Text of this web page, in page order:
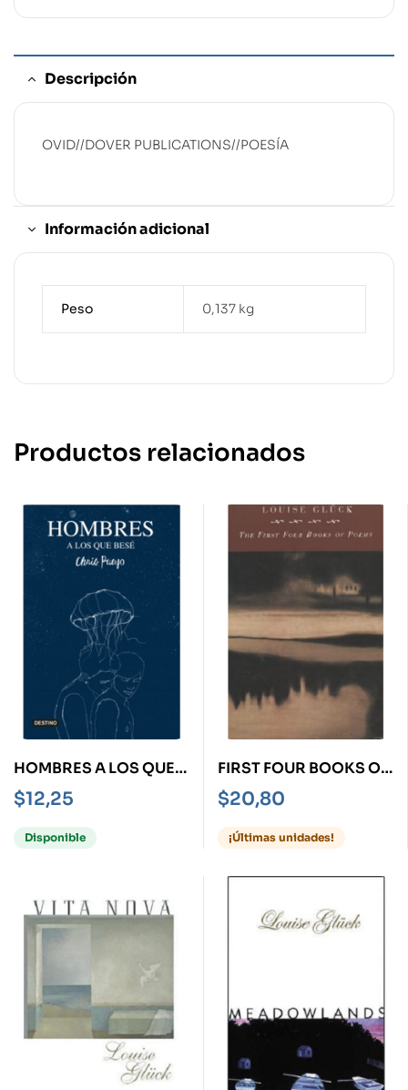
Descripción
OVID//DOVER PUBLICATIONS//POESÍA
Información adicional
Peso 0,137 kg
Productos relacionados
HOMBRES A LOS QUE
BESÉ
$12,25
Disponible
FIRST FOUR BOOKS OF
POEMS, THE
$20,80
¡Últimas unidades!